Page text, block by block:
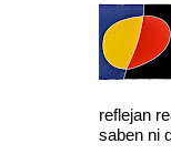
reflejan
saben ni